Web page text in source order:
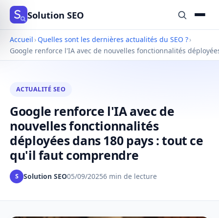
Solution SEO
Accueil › Quelles sont les dernières actualités du SEO ?›
Google renforce l'IA avec de nouvelles fonctionnalités
ACTUALITÉ SEO
Google renforce l'IA avec de
nouvelles fonctionnalités
déployées dans 180 pays : tout ce
qu'il faut comprendre
S Solution SEO05/09/20256 min de lecture